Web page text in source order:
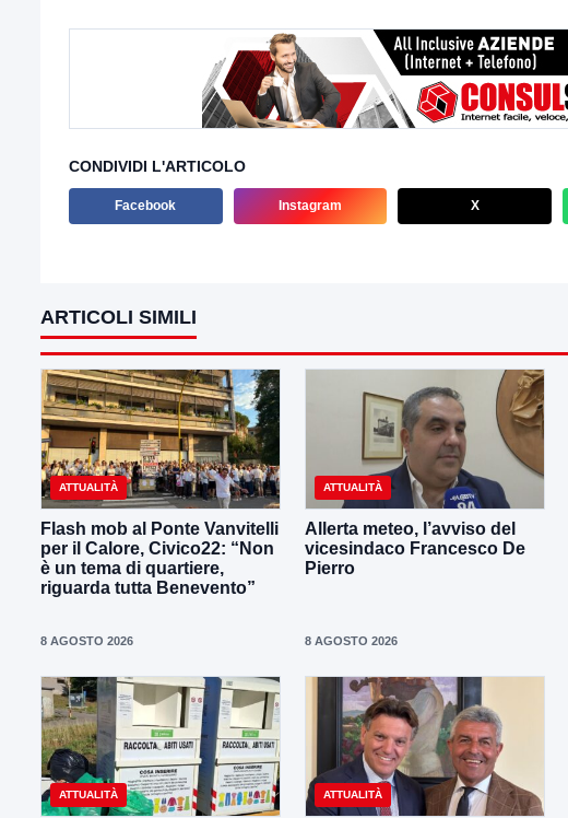
CONDIVIDI L'ARTICOLO
Facebook Instagram X
ARTICOLI SIMILI
ATTUALITÀ
Flash mob al Ponte Vanvitelli
per il Calore, Civico22: “Non
è un tema di quartiere,
riguarda tutta Benevento”
8 AGOSTO 2026
ATTUALITÀ
Allerta meteo, l’avviso del
vicesindaco Francesco De
Pierro
8 AGOSTO 2026
ATTUALITÀ ATTUALITÀ